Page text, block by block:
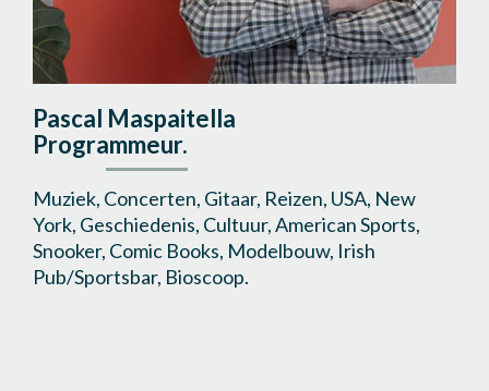
Pascal Maspaitella
Programmeur.
Muziek, Concerten, Gitaar, Reizen, USA, New
York, Geschiedenis, Cultuur, American Sports,
Snooker, Comic Books, Modelbouw, Irish
Pub/Sportsbar, Bioscoop.